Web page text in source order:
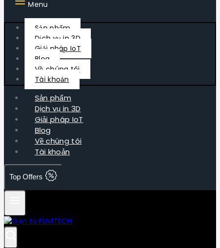
Menu
Sản phẩm
Dịch vụ in 3D
Giải pháp IoT
Blog
Về chúng tôi
Tài khoản
Sản phẩm
Dịch vụ in 3D
Giải pháp IoT
Blog
Về chúng tôi
Tài khoản
Top Offers